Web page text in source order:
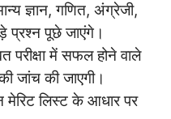
ज्ञान, गणित, अंग्रेजी,
प्रश्न पूछे जाएंगे।
परीक्षा में सफल होने वाले
जांच की जाएगी।
लिस्ट के आधार पर